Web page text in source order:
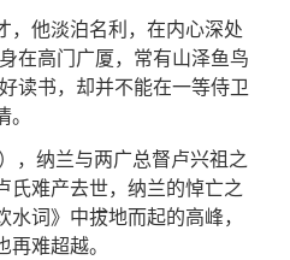
他淡泊名利，在内心深处
在高门广厦，常有山泽鱼鸟
读书，却并不能在一等侍卫
纳兰与两广总督卢兴祖之
氏难产去世，纳兰的悼亡之
词》中拔地而起的高峰，
难超越。